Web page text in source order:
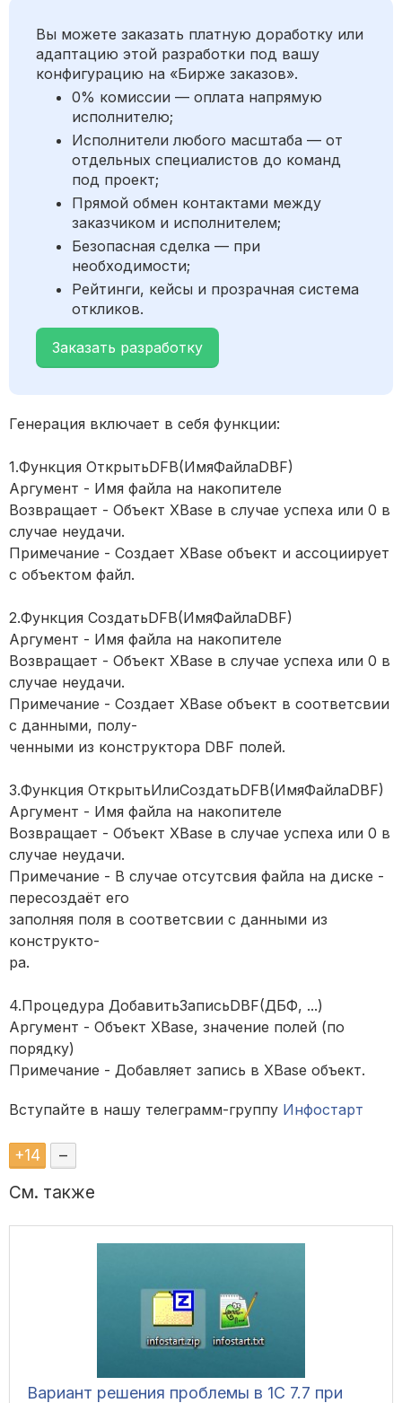
Вы можете заказать платную доработку или
адаптацию этой разработки под вашу
конфигурацию на «Бирже заказов».
0% комиссии — оплата напрямую
исполнителю;
Исполнители любого масштаба — от
отдельных специалистов до команд
под проект;
Прямой обмен контактами между
заказчиком и исполнителем;
Безопасная сделка — при
необходимости;
Рейтинги, кейсы и прозрачная система
откликов.
Заказать разработку
Генерация включает в себя функции:
1.Функция ОткрытьDFB(ИмяФайлаDBF)
Аргумент - Имя файла на накопителе
Возвращает - Объект XBase в случае успеха или 0 в
случае неудачи.
Примечание - Создает XBase объект и ассоциирует
с объектом файл.
2.Функция СоздатьDFB(ИмяФайлаDBF)
Аргумент - Имя файла на накопителе
Возвращает - Объект XBase в случае успеха или 0 в
случае неудачи.
Примечание - Создает XBase объект в соответсвии
с данными, полу-
ченными из конструктора DBF полей.
3.Функция ОткрытьИлиСоздатьDFB(ИмяФайлаDBF)
Аргумент - Имя файла на накопителе
Возвращает - Объект XBase в случае успеха или 0 в
случае неудачи.
Примечание - В случае отсутсвия файла на диске -
пересоздаёт его
заполняя поля в соответсвии с данными из
конструкто-
ра.
4.Процедура ДобавитьЗаписьDBF(ДБФ, ...)
Аргумент - Объект XBase, значение полей (по
порядку)
Примечание - Добавляет запись в XBase объект.
Вступайте в нашу телеграмм-группу Инфостарт
+14 –
См. также
Вариант решения проблемы в 1С 7.7 при